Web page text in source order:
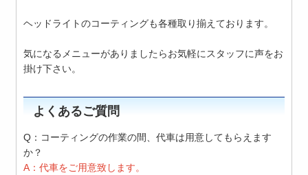
ヘッドライトのコーティングも各種取り揃えております。
気になるメニューがありましたらお気軽にスタッフに声をお
掛け下さい。
よくあるご質問
Q：コーティングの作業の間、代車は用意してもらえます
か？
A：代車をご用意致します。